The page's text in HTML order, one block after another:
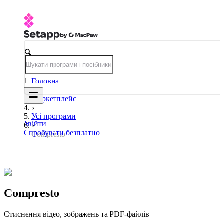
Увійти
Спробувати безплатно
Головна
Маркетплейс
Усі програми
Compresto
Compresto
Стиснення відео, зображень та PDF-файлів